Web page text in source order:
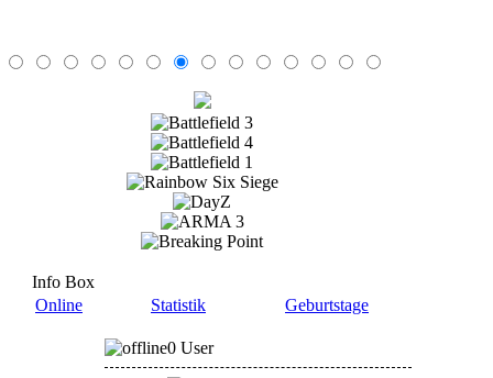
Info Box
Online
Statistik Geburtstage
0 User